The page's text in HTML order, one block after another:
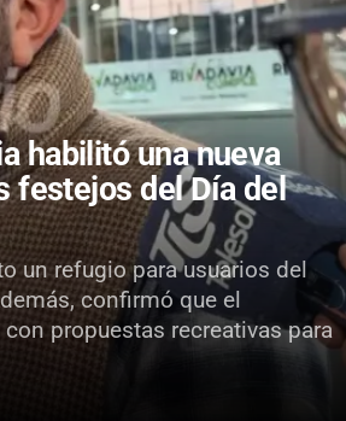
habilitó una nueva
festejos del Día del
un refugio para usuarios del
confirmó que el
propuestas recreativas para